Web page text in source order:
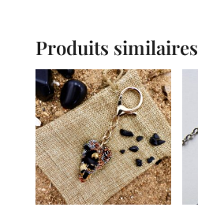
Produits similaires